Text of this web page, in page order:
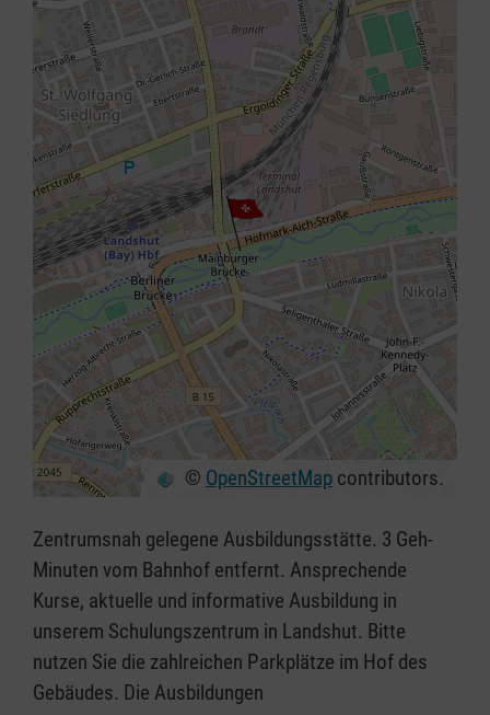
⇧
© OpenStreetMap contributors.
Zentrumsnah gelegene Ausbildungsstätte. 3 Geh-
Minuten vom Bahnhof entfernt. Ansprechende
Kurse, aktuelle und informative Ausbildung in
unserem Schulungszentrum in Landshut. Bitte
nutzen Sie die zahlreichen Parkplätze im Hof des
Gebäudes. Die Ausbildungen